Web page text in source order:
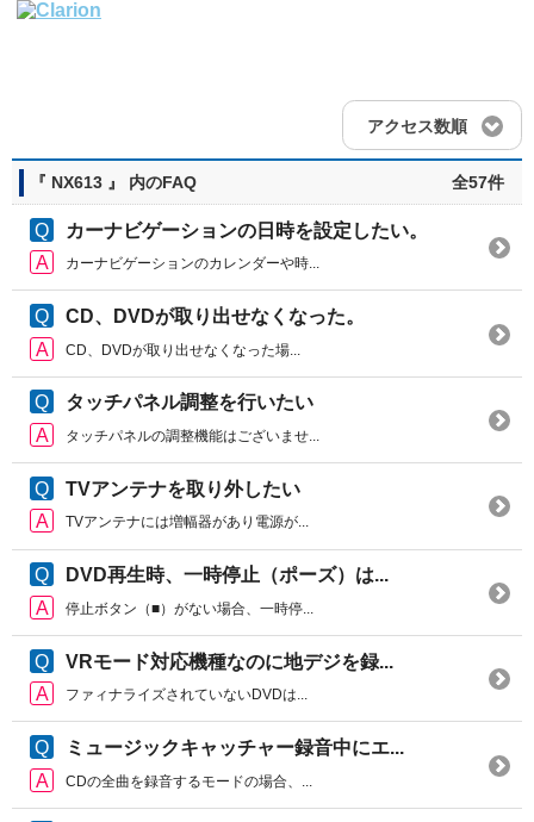
アクセス数順
『 NX613 』 内のFAQ 全57件
カーナビゲーションの日時を設定したい。
カーナビゲーションのカレンダーや時...
CD、DVDが取り出せなくなった。
CD、DVDが取り出せなくなった場...
タッチパネル調整を行いたい
タッチパネルの調整機能はございませ...
TVアンテナを取り外したい
TVアンテナには増幅器があり電源が...
DVD再生時、一時停止（ポーズ）は...
停止ボタン（■）がない場合、一時停...
VRモード対応機種なのに地デジを録...
ファィナライズされていないDVDは...
ミュージックキャッチャー録音中にエ...
CDの全曲を録音するモードの場合、...